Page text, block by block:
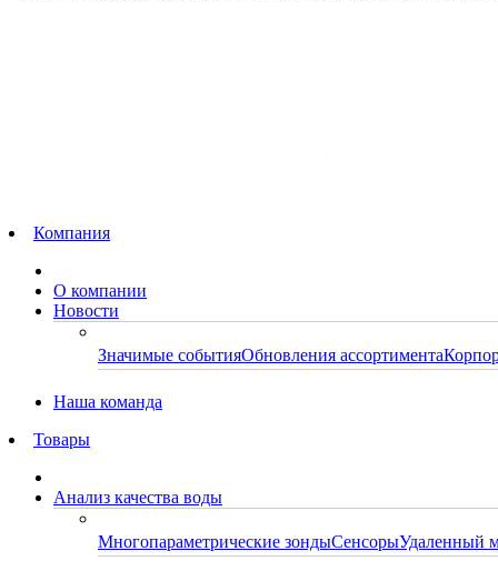
Компания
О компании
Новости
Значимые событияОбновления ассортимента
Наша команда
Товары
Анализ качества воды
Многопараметрические зондыСенсорыУдаленный